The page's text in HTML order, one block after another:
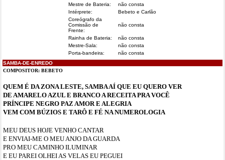
Mestre de Bateria:
não consta
Intérprete:
Bebeto e Carlão
Coreógrafo da
Comissão de
Frente:
não consta
Rainha de Bateria:
não consta
Mestre-Sala:
não consta
Porta-bandeira:
não consta
SAMBA-DE-ENREDO
COMPOSITOR: BEBETO
QUEM É DA ZONA LESTE, SAMBA AÍ QUE EU QUERO VER
DE AMARELO AZUL E BRANCO A RECEITA PRA VOCÊ
PRÍNCIPE NEGRO PAZ AMOR E ALEGRIA
VEM COM BÚZIOS E TARÔ E FÉ NA NUMEROLOGIA
MEU DEUS HOJE VENHO CANTAR
E ENVIAI-ME O MEU ANJO DA GUARDA
PRO MEU CAMINHO ILUMINAR
E EU PAREI OLHEI AS VELAS EU PEGUEI